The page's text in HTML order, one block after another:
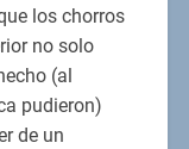
los chorros
no solo
(al
pudieron)
de un